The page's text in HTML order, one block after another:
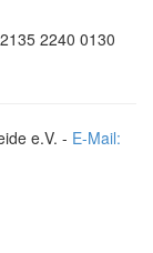
2240 0130
e.V. - E-Mail: